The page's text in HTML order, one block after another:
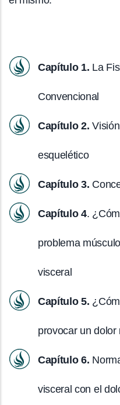
Capítulo 1. La
Convencional
Capítulo 2.
esquelético
Capítulo 3.
Capítulo 4.
problema
visceral
Capítulo 5.
provocar un
Capítulo 6.
visceral con el